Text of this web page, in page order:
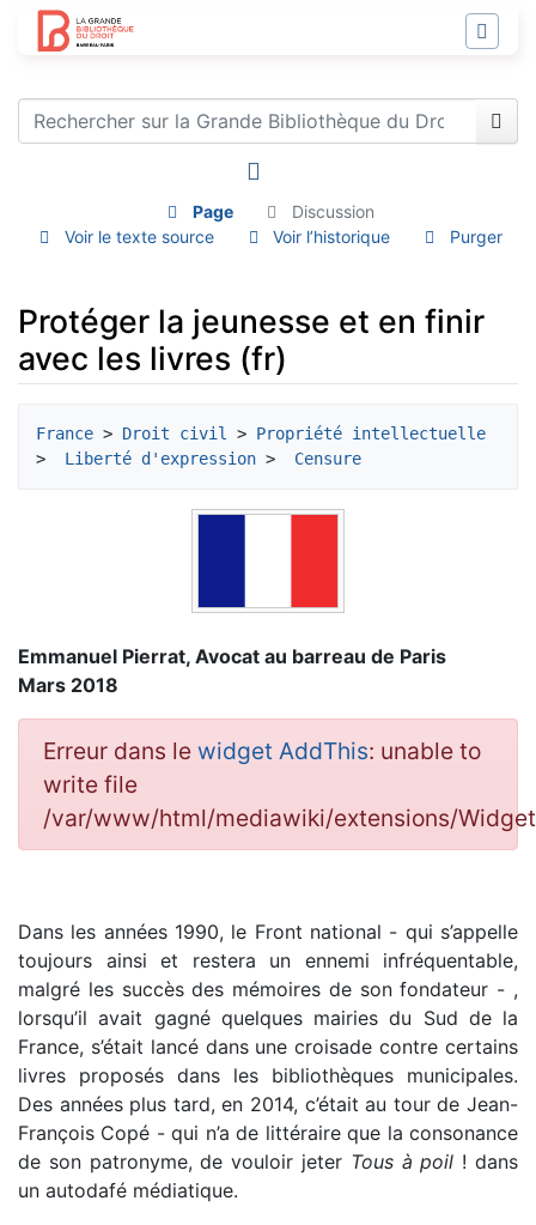
Page
Discussion
Voir le texte source
Voir l’historique Purger
Protéger la jeunesse et en finir
avec les livres (fr)
France > Droit civil > Propriété intellectuelle
>
Liberté d'expression > Censure
Emmanuel Pierrat, Avocat au barreau de Paris
Mars 2018
Erreur dans le widget AddThis: unable to
write file
/var/www/html/mediawiki/extensions/
Dans les années 1990, le Front national - qui s’appelle
toujours ainsi et restera un ennemi infréquentable,
malgré les succès des mémoires de son fondateur - ,
lorsqu’il avait gagné quelques mairies du Sud de la
France, s’était lancé dans une croisade contre certains
livres proposés dans les bibliothèques municipales.
Des années plus tard, en 2014, c’était au tour de Jean-
François Copé - qui n’a de littéraire que la consonance
de son patronyme, de vouloir jeter Tous à poil ! dans
un autodafé médiatique.